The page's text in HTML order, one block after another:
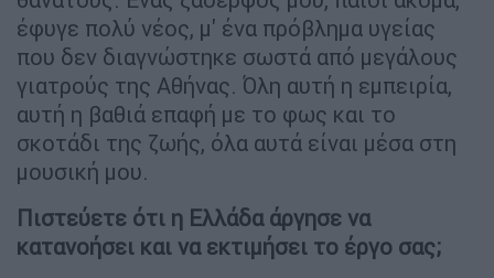
έφυγε πολύ νέος, μ' ένα πρόβλημα υγείας
που δεν διαγνώστηκε σωστά από μεγάλους
γιατρούς της Αθήνας. Όλη αυτή η εμπειρία,
αυτή η βαθιά επαφή με το φως και το
σκοτάδι της ζωής, όλα αυτά είναι μέσα στη
μουσική μου.
Πιστεύετε ότι η Ελλάδα άργησε να
κατανοήσει και να εκτιμήσει το έργο σας;